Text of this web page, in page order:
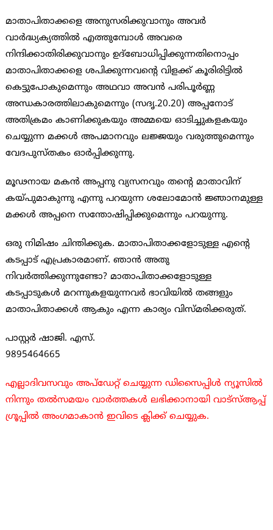
മാതാപിതാക്കളെ അനുസരിക്കുവാനും അവര്‍
വാര്‍ദ്ധ്യക്യത്തില്‍ എത്തുമ്പോള്‍ അവരെ
നിന്ദിക്കാതിരിക്കുവാനും ഉദ്ബോധിപ്പിക്കുന്നതിനൊപ്പം
മാതാപിതാക്കളെ ശപിക്കുന്നവന്റെ വിളക്ക് കൂരിരിട്ടില്‍
കെട്ടുപോകുമെന്നും അഥവാ അവന്‍ പരിപൂര്‍ണ്ണ
അന്ധകാരത്തിലാകുമെന്നും (സദൃ.20.20) അപ്പനോട്
അതിക്രമം കാണിക്കുകയും അമ്മയെ ഓടിച്ചുകളകയും
ചെയ്യുന്ന മക്കള്‍ അപമാനവും ലജ്ജയും വരുത്തുമെന്നും
വേദപുസ്തകം ഓര്‍പ്പിക്കുന്നു.
മൂഢനായ മകന്‍ അപ്പനു വ്യസനവും തന്റെ മാതാവിന്
കയ്പുമാകുന്നു എന്നു പറയുന്ന ശലോമോന്‍ ജ്ഞാനമുള്ള
മക്കള്‍ അപ്പനെ സന്തോഷിപ്പിക്കുമെന്നും പറയുന്നു.
ഒരു നിമിഷം ചിന്തിക്കുക. മാതാപിതാക്കളോടുള്ള എന്റെ
കടപ്പാട് എപ്രകാരമാണ്. ഞാന്‍ അതു
നിവര്‍ത്തിക്കുന്നുണ്ടോ? മാതാപിതാക്കളോടുള്ള
കടപ്പാടുകള്‍ മറന്നുകളയുന്നവര്‍ ഭാവിയില്‍ തങ്ങളും
മാതാപിതാക്കള്‍ ആകും എന്ന കാര്യം വിസ്മരിക്കരുത്.
പാസ്റ്റര്‍ ഷാജി. എസ്.
9895464665
എല്ലാദിവസവും അപ്ഡേറ്റ് ചെയ്യുന്ന ഡിസൈപ്പിൾ ന്യൂസിൽ
നിന്നും തൽസമയം വാർത്തകൾ ലഭിക്കാനായി വാട്സ്ആപ്പ്
ഗ്രൂപ്പിൽ അംഗമാകാൻ ഇവിടെ ക്ലിക്ക് ചെയ്യുക.